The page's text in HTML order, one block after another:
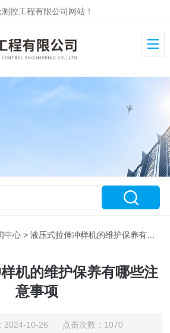
控工程有限公司网站！
中心 > 液压式拉伸冲样机的维护保养有哪些注意事项
机的维护保养有哪些注
意事项
2024-10-26 点击次数：1070